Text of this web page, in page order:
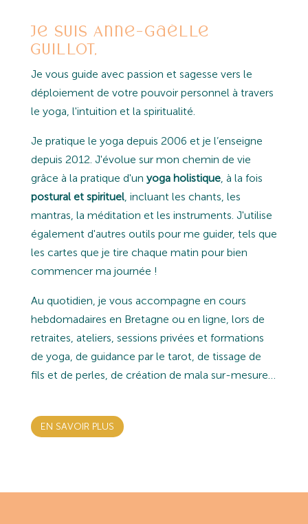
Je suis Anne-Gaëlle
Guillot,
Je vous guide avec passion et sagesse vers le
déploiement de votre pouvoir personnel à travers
le yoga, l'intuition et la spiritualité.
Je pratique le yoga depuis 2006 et je l’enseigne
depuis 2012. J'évolue sur mon chemin de vie
grâce à la pratique d'un yoga holistique, à la fois
postural et spirituel, incluant les chants, les
mantras, la méditation et les instruments. J'utilise
également d'autres outils pour me guider, tels que
les cartes que je tire chaque matin pour bien
commencer ma journée !
Au quotidien, je vous accompagne en cours
hebdomadaires en Bretagne ou en ligne, lors de
retraites, ateliers, sessions privées et formations
de yoga, de guidance par le tarot, de tissage de
fils et de perles, de création de mala sur-mesure…
EN SAVOIR PLUS